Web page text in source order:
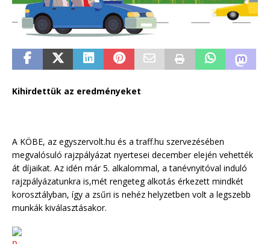
Kihirdettük az eredményeket
A KÖBE, az egyszervolt.hu és a traff.hu szervezésében
megvalósuló rajzpályázat nyertesei december elején vehették
át díjaikat. Az idén már 5. alkalommal, a tanévnyitóval induló
rajzpályázatunkra is,mét rengeteg alkotás érkezett mindkét
korosztályban, így a zsűri is nehéz helyzetben volt a legszebb
munkák kiválasztásakor.